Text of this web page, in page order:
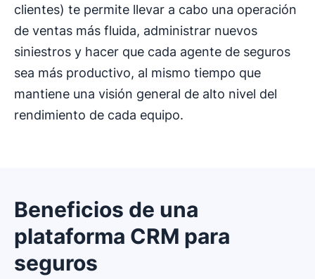
clientes) te permite llevar a cabo una operación
de ventas más fluida, administrar nuevos
siniestros y hacer que cada agente de seguros
sea más productivo, al mismo tiempo que
mantiene una visión general de alto nivel del
rendimiento de cada equipo.
Beneficios de una
plataforma CRM para
seguros